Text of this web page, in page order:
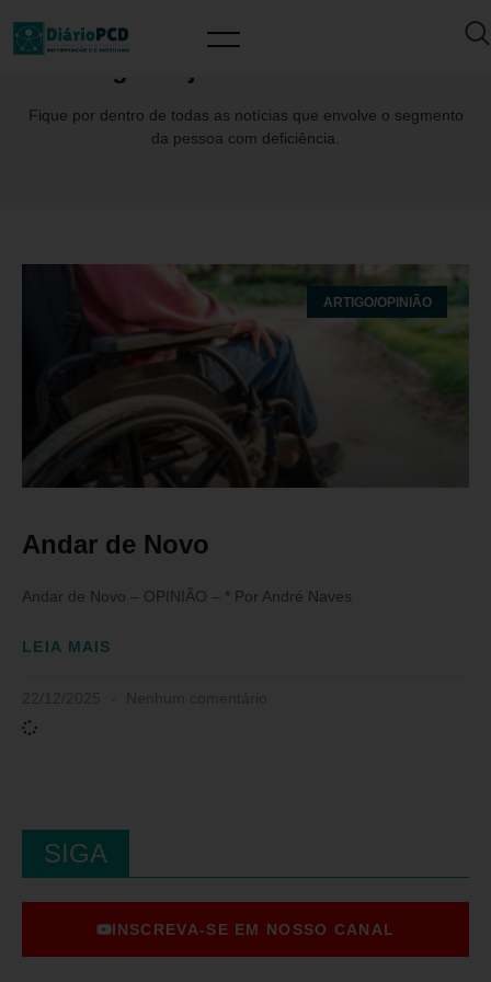
Fique por dentro de todas as notícias que envolve o segmento
da pessoa com deficiência.
ARTIGO/OPINIÃO
Andar de Novo
Andar de Novo – OPINIÃO – * Por André Naves
LEIA MAIS
SIGA
INSCREVA-SE EM NOSSO CANAL